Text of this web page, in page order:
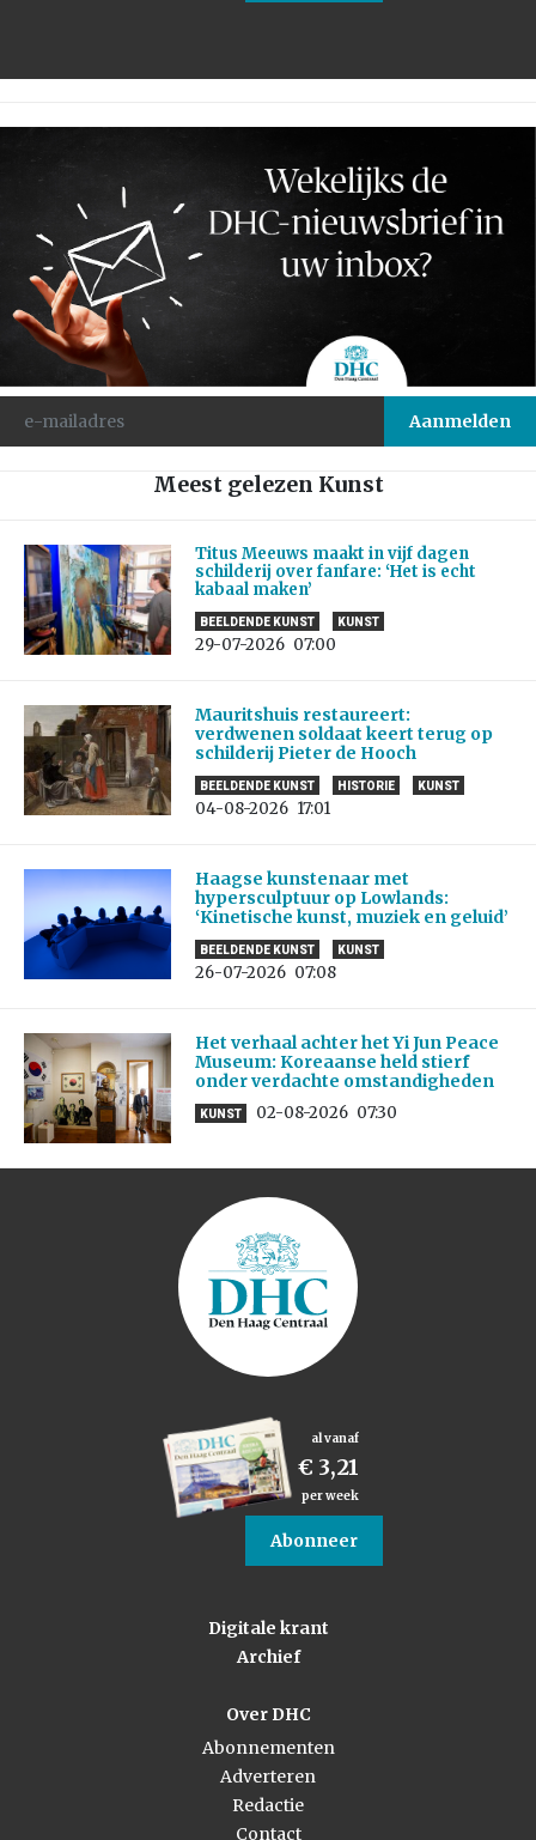
Meest gelezen Kunst
Titus Meeuws maakt in vijf dagen
schilderij over fanfare: ‘Het is echt
kabaal maken’
BEELDENDE KUNST KUNST
29-07-2026 07:00
Mauritshuis restaureert:
verdwenen soldaat keert terug op
schilderij Pieter de Hooch
BEELDENDE KUNST HISTORIE KUNST
04-08-2026 17:01
Haagse kunstenaar met
hypersculptuur op Lowlands:
‘Kinetische kunst, muziek en geluid’
BEELDENDE KUNST KUNST
26-07-2026 07:08
Het verhaal achter het Yi Jun Peace
Museum: Koreaanse held stierf
onder verdachte omstandigheden
KUNST 02-08-2026 07:30
al vanaf
€ 3,21
per week
Abonneer
Digitale krant
Archief
Over DHC
Abonnementen
Adverteren
Redactie
Contact